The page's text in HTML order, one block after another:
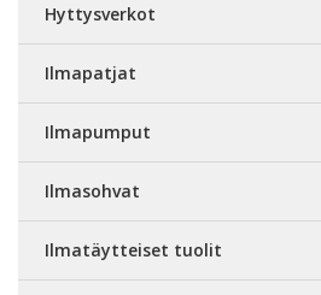
Hyttysverkot
Ilmapatjat
Ilmapumput
Ilmasohvat
Ilmatäytteiset tuolit